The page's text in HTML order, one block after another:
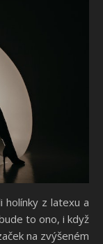
z latexu a
to ono, i když
na zvýšeném